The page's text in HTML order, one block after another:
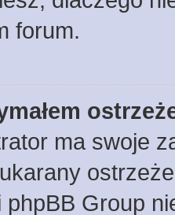
forum.
ma swoje
phpBB Group